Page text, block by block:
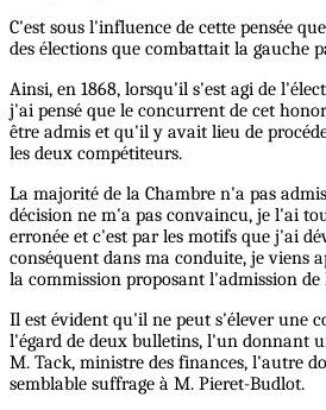
C'est sous l'influence de cette pensée
des élections que combattait la gauche
Ainsi, en 1868, lorsqu'il s'est agi de
j'ai pensé que le concurrent de cet
être admis et qu'il y avait lieu de
les deux compétiteurs.
La majorité de la Chambre n'a pas
décision ne m'a pas convaincu, je l'ai
erronée et c'est par les motifs que j'ai
conséquent dans ma conduite, je viens
la commission proposant l'admission de
Il est évident qu'il ne peut s'élever une
l'égard de deux bulletins, l'un donnant
M. Tack, ministre des finances, l'autre
semblable suffrage à M. Pieret-Budlot.